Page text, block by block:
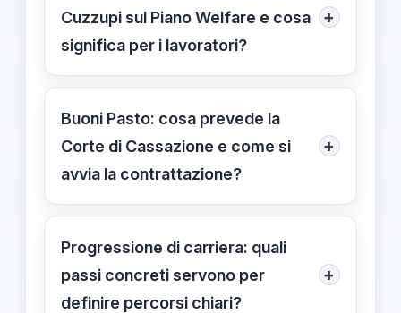
Cuzzupi sul Piano Welfare e cosa
significa per i lavoratori?
+
La direzione è quella di rafforzare il
welfare e sostenere il potere
d’acquisto. Il Piano Welfare include
un Piano Casa per i lavoratori fuori
aprire tavoli di confronto con le parti
sociali per definire regole e tempi.
Buoni Pasto: cosa prevede la
Corte di Cassazione e come si
avvia la contrattazione?
+
La Cassazione precisa che i buoni
pasto non sono automatici e
richiedono negoziazione tra parti
sociali e amministrazione. Il prossimo
Progressione di carriera: quali
passi concreti servono per
definire percorsi chiari?
+